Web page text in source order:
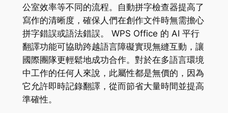
公室效率等不同的流程。自動拼字檢查器提高了
寫作的清晰度，確保人們在創作文件時無需擔心
拼字錯誤或語法錯誤。 WPS Office 的 AI 平行
翻譯功能可協助跨越語言障礙實現無縫互動，讓
國際團隊更輕鬆地成功合作。對於在多語言環境
中工作的任何人來說，此屬性都是無價的，因為
它允許即時記錄翻譯，從而節省大量時間並提高
準確性。